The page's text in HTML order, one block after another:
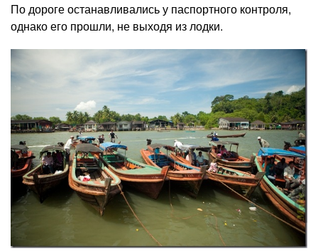
По дороге останавливались у паспортного контроля,
однако его прошли, не выходя из лодки.